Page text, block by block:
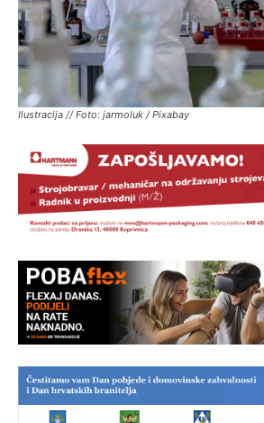
Ilustracija // Foto: jarmoluk / Pixabay